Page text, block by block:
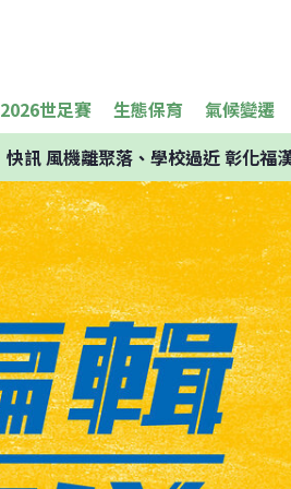
2026世足賽 生態保育 氣候變遷
快訊風機離聚落、學校過近 彰化福